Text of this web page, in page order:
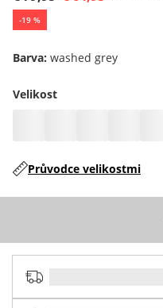
-19 %
Barva: washed grey
Velikost
Průvodce velikostmi